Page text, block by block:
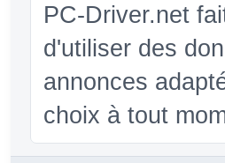
PC-Driver.net
d'utiliser des
annonces
choix à tout